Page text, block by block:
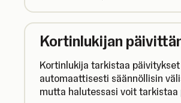
kanssa.
Kortinlukijan
Kortinlukija tarkistaa päivitykset
automaattisesti säännöllisin
mutta halutessasi voit tarkistaa